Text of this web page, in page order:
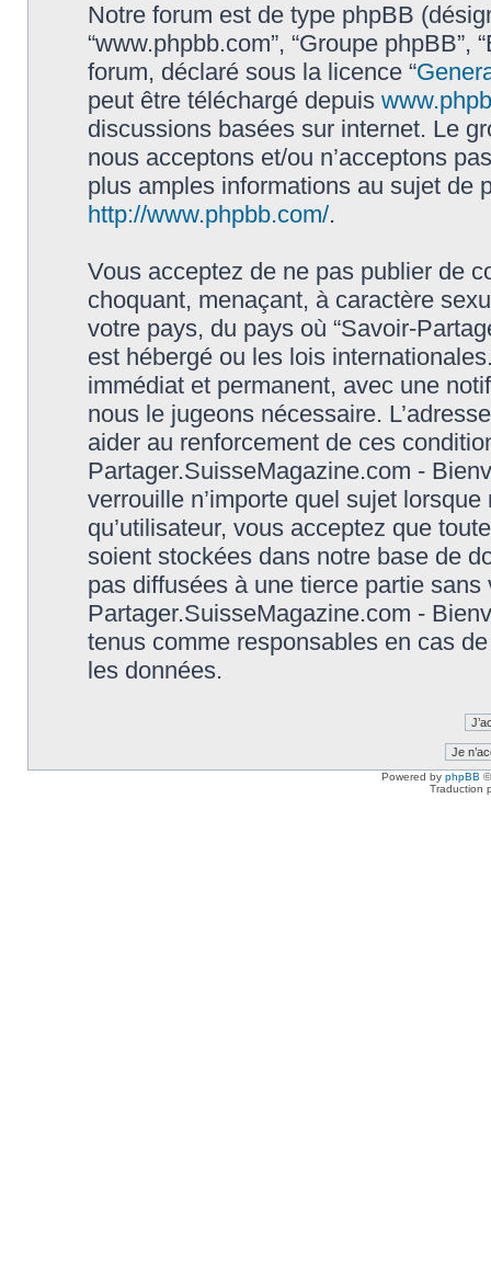
Notre forum est de type phpBB
“www.phpbb.com”, “Groupe
forum, déclaré sous la licence “
peut être téléchargé depuis
discussions basées sur internet. Le
nous acceptons et/ou n’acceptons
plus amples informations au sujet de
http://www.phpbb.com/.
Vous acceptez de ne pas publier de
choquant, menaçant, à caractère
votre pays, du pays où “Savoir-
est hébergé ou les lois
immédiat et permanent, avec une
nous le jugeons nécessaire.
aider au renforcement de ces
Partager.SuisseMagazine.com -
verrouille n’importe quel sujet
qu’utilisateur, vous acceptez que
soient stockées dans notre base de
pas diffusées à une tierce partie
Partager.SuisseMagazine.com -
tenus comme responsables en cas
les données.
Powered by phpBB
Traduction